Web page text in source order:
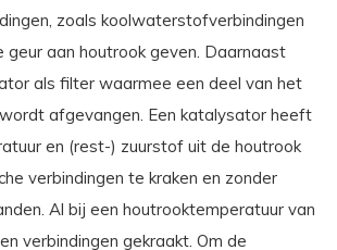
zoals koolwaterstofverbindingen
geur aan houtrook geven. Daarnaast
als filter waarmee een deel van het
afgevangen. Een katalysator heeft
en (rest-) zuurstof uit de houtrook
verbindingen te kraken en zonder
Al bij een houtrooktemperatuur van
verbindingen gekraakt. Om de